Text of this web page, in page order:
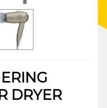
DRYER